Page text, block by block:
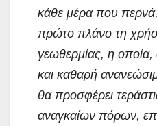
κάθε μέρα που
πρώτο πλάνο τη
γεωθερμίας, η οποία,
και καθαρή
θα προσφέρει
αναγκαίων πόρων,